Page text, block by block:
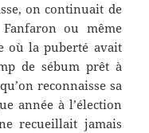
on continuait de
ou même
où la puberté avait
de sébum prêt à
reconnaisse sa
année à l’élection
recueillait jamais